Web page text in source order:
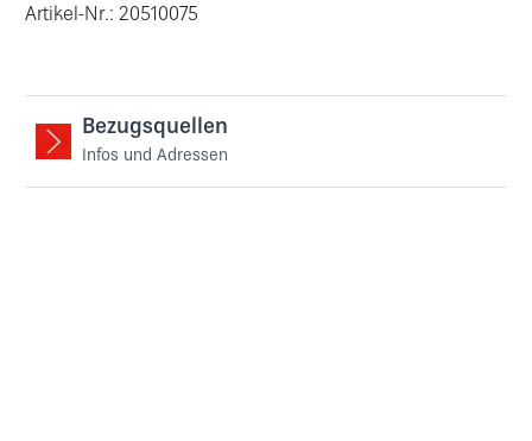
Artikel-Nr.: 20510075
Bezugsquellen
Infos und Adressen